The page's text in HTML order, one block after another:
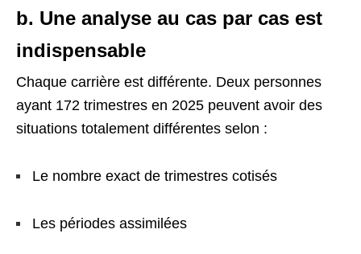
b. Une analyse au cas par cas est
indispensable
Chaque carrière est différente. Deux personnes
ayant 172 trimestres en 2025 peuvent avoir des
situations totalement différentes selon :
Le nombre exact de trimestres cotisés
Les périodes assimilées